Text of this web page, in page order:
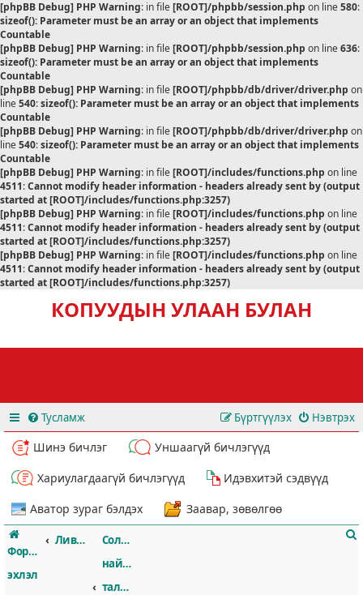
[phpBB Debug] PHP Warning: in file[ROOT]/phpbb/session.php on line580:
sizeof(): Parameter must be an array or an object that implements
Countable
[phpBB Debug] PHP Warning: in file[ROOT]/phpbb/session.php on line636:
sizeof(): Parameter must be an array or an object that implements
Countable
[phpBB Debug] PHP Warning: in file[ROOT]/phpbb/db/driver/driver.php on
line540:sizeof(): Parameter must be an array or an object that implements
Countable
[phpBB Debug] PHP Warning: in file[ROOT]/phpbb/db/driver/driver.php on
line540:sizeof(): Parameter must be an array or an object that implements
Countable
[phpBB Debug] PHP Warning: in file[ROOT]/includes/functions.php on line
4511:Cannot modify header information - headers already sent by (output
started at [ROOT]/includes/functions.php:3257)
[phpBB Debug] PHP Warning: in file[ROOT]/includes/functions.php on line
4511:Cannot modify header information - headers already sent by (output
started at [ROOT]/includes/functions.php:3257)
[phpBB Debug] PHP Warning: in file[ROOT]/includes/functions.php on line
4511:Cannot modify header information - headers already sent by (output
started at [ROOT]/includes/functions.php:3257)
КОПУУДЫН УЛААН БУЛАН
Тусламж Нэвтрэх
Бүртгүүлэх
Шинэ бичлэг
Уншаагүй бичлэгүүд
Хариулагдаагүй бичлэгүүд
Идэвхитэй сэдвүүд
Аватор зураг бэлдэх
Заавар, зөвөлгөө
Форумын
эхлэл
Ливэрпүүл
Солилцоо,
наймааны
талаар